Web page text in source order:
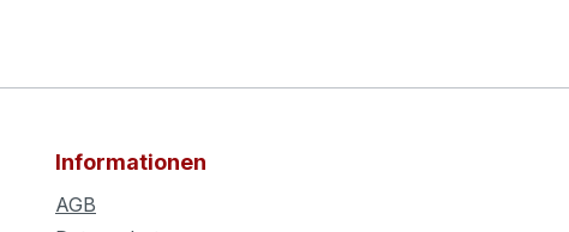
Informationen
AGB